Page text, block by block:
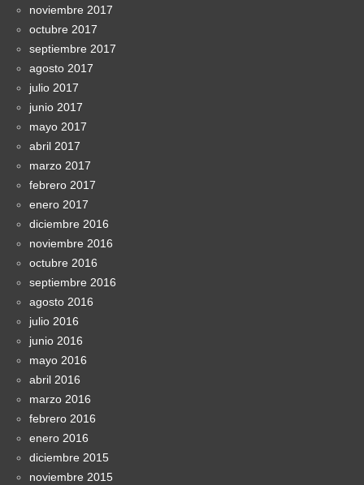
noviembre 2017
octubre 2017
septiembre 2017
agosto 2017
julio 2017
junio 2017
mayo 2017
abril 2017
marzo 2017
febrero 2017
enero 2017
diciembre 2016
noviembre 2016
octubre 2016
septiembre 2016
agosto 2016
julio 2016
junio 2016
mayo 2016
abril 2016
marzo 2016
febrero 2016
enero 2016
diciembre 2015
noviembre 2015